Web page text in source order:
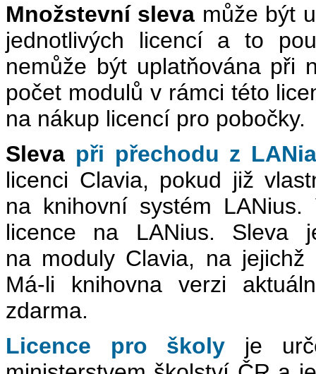
Množstevní sleva může být
jednotlivých licencí a to
nemůže být uplatňována při
počet modulů v rámci této
na nákup licencí pro pobočky.
Sleva při přechodu z LANia
licenci Clavia, pokud již
na knihovní systém
licence na LANius. Sleva
na moduly Clavia, na
Má-li knihovna verzi
zdarma.
Licence pro školy
je